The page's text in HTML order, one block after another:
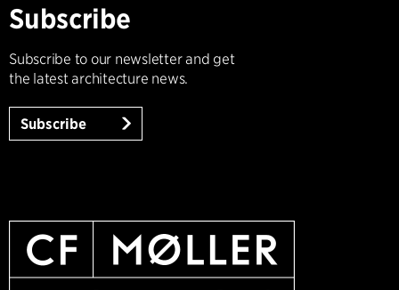
Subscribe
Subscribe to our newsletter and get
the latest architecture news.
Subscribe